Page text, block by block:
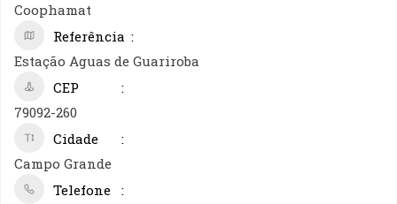
Coophamat
Referência
Estação Aguas de Guariroba
CEP
79092-260
Cidade
Campo Grande
Telefone